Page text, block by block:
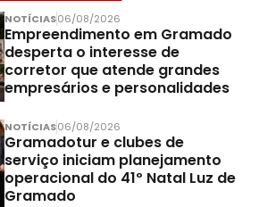
NOTÍCIAS06/08/2026
Empreendimento em Gramado
desperta o interesse de
corretor que atende grandes
empresários e personalidades
NOTÍCIAS06/08/2026
Gramadotur e clubes de
serviço iniciam planejamento
operacional do 41º Natal Luz de
Gramado